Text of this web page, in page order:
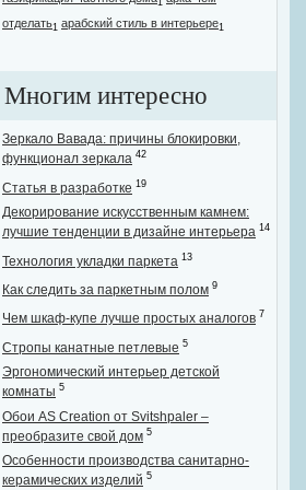
1
отделать1 арабский стиль в интерьере1
Многим интересно
Зеркало Вавада: причины блокировки,
функционал зеркала 42
Статья в разработке 19
Декорирование искусственным камнем:
лучшие тенденции в дизайне интерьера 14
Технология укладки паркета 13
Как следить за паркетным полом 9
Чем шкаф-купе лучше простых аналогов 7
Стропы канатные петлевые 5
Эргономический интерьер детской
комнаты 5
Обои AS Creation от Svitshpaler –
преобразите свой дом 5
Особенности производства санитарно-
керамических изделий 5